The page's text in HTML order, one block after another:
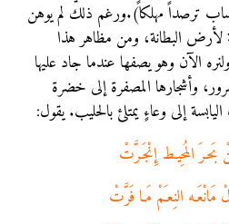
ترصداً مهلكاً).ورغم ذلك لم يوهن
البطانة، ومن مظاهر هذا
الآن وهو يصفها عندما جاد عليها
وأشجارها المصفرة إلى خضرة
إلى وعاءٍ يمتلئ بالحليب. يقول:
بَحـرَ المُحِيـط إِنْجَـرَّتْ
النِعـَمْ مَـا فَرَّتْ